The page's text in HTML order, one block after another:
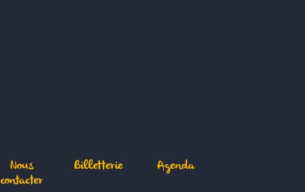
Nous
contacter
Billetterie Agenda